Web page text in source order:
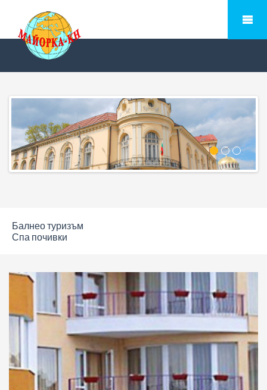
Балнео туризъм
Спа почивки